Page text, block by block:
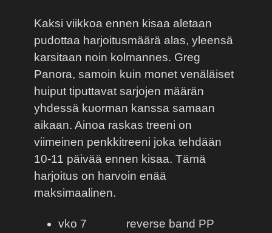
Kaksi viikkoa ennen kisaa aletaan
pudottaa harjoitusmäärä alas, yleensä
karsitaan noin kolmannes. Greg
Panora, samoin kuin monet venäläiset
huiput tiputtavat sarjojen määrän
yhdessä kuorman kanssa samaan
aikaan. Ainoa raskas treeni on
viimeinen penkkitreeni joka tehdään
10-11 päivää ennen kisaa. Tämä
harjoitus on harvoin enää
maksimaalinen.
vko 7
reverse band PP